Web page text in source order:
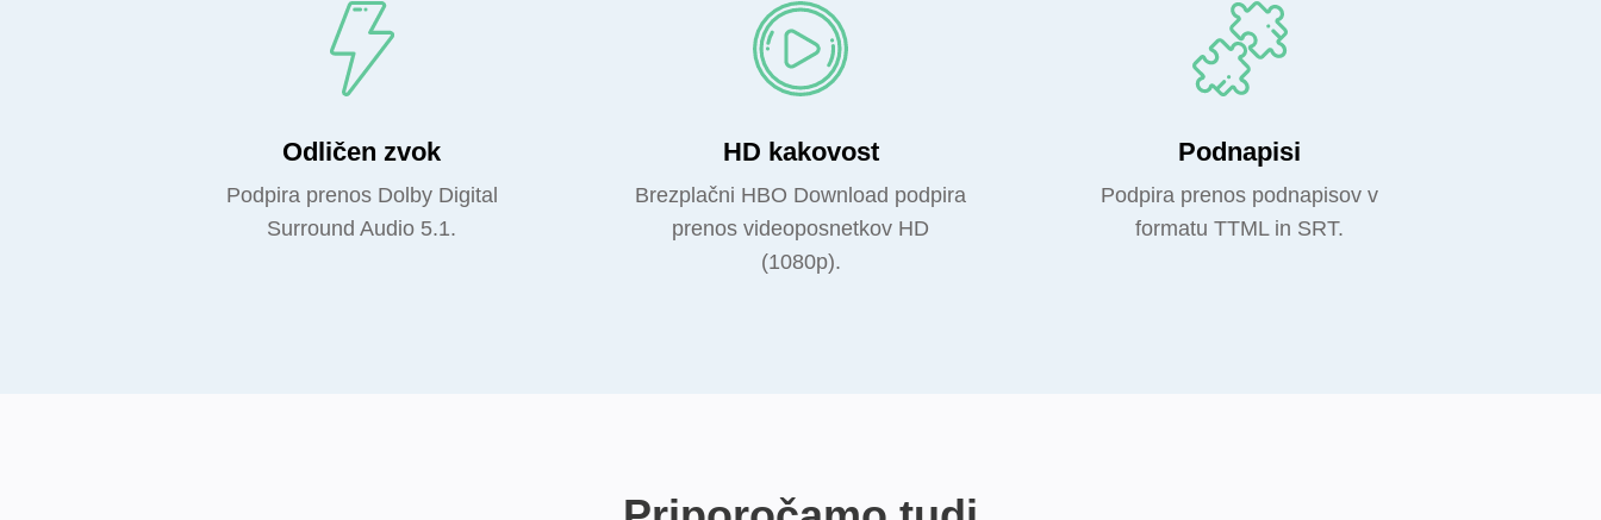
Odličen zvok
Podpira prenos Dolby Digital
Surround Audio 5.1.
HD kakovost
Brezplačni HBO Download podpira
prenos videoposnetkov HD
(1080p).
Podnapisi
Podpira prenos podnapisov v
formatu TTML in SRT.